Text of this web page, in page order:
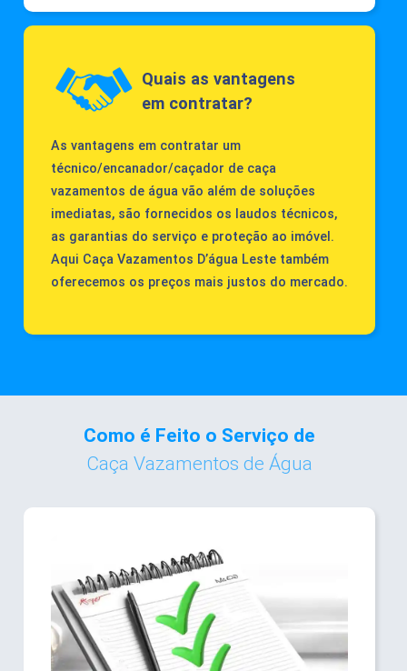
Quais as vantagens
em contratar?
As vantagens em contratar um
técnico/encanador/caçador de caça
vazamentos de água vão além de soluções
imediatas, são fornecidos os laudos técnicos,
as garantias do serviço e proteção ao imóvel.
Aqui Caça Vazamentos D’água Leste também
oferecemos os preços mais justos do mercado.
Como é Feito o Serviço de
Caça Vazamentos de Água